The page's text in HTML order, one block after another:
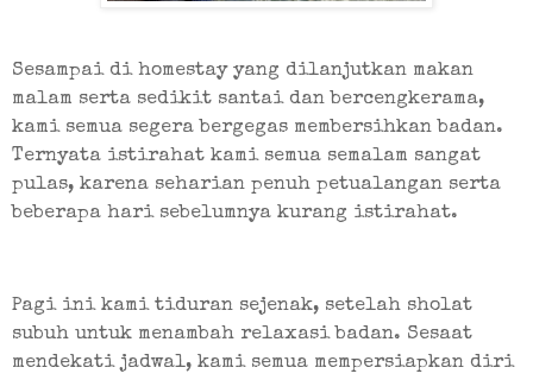
Sesampai di homestay yang dilanjutkan makan
malam serta sedikit santai dan bercengkerama,
kami semua segera bergegas membersihkan badan.
Ternyata istirahat kami semua semalam sangat
pulas, karena seharian penuh petualangan serta
beberapa hari sebelumnya kurang istirahat.
Pagi ini kami tiduran sejenak, setelah sholat
subuh untuk menambah relaxasi badan. Sesaat
mendekati jadwal, kami semua mempersiapkan diri